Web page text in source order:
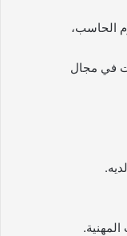
الحاسب،
سنتين إلى 3 سنوات في مجال